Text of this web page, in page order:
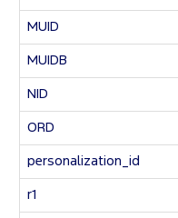
MUID
MUIDB
NID
ORD
personalization_id
r1